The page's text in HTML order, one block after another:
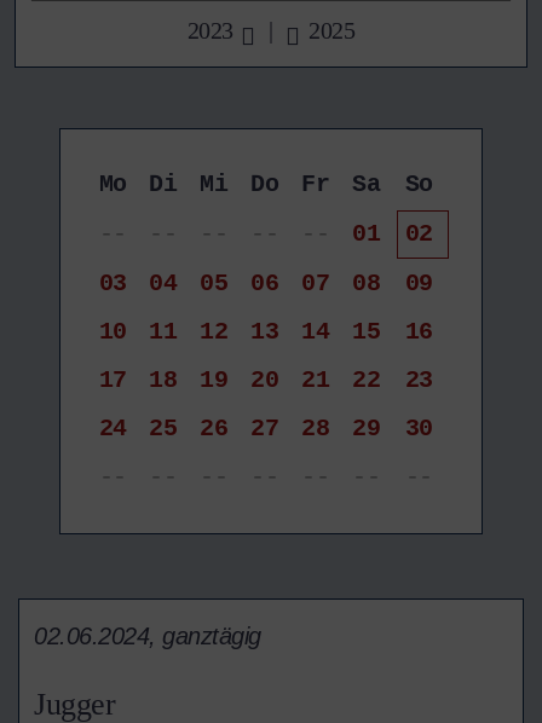
2023 | 2025
Mo Di Mi Do Fr Sa
So
--
-- -- -- -- 01
02
03
04 05 06 07 08
09
10
11 12 13 14 15
16
17
18 19 20 21 22
23
24
25 26 27 28 29
30
--
-- -- -- -- -- --
Jugger
02.06.2024, ganztägig